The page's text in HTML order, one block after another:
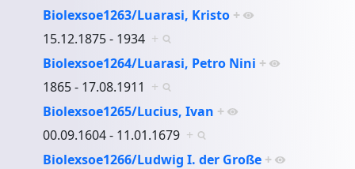
Biolexsoe1263/Luarasi, Kristo +
15.12.1875 - 1934 +
Biolexsoe1264/Luarasi, Petro Nini +
1865 - 17.08.1911 +
Biolexsoe1265/Lucius, Ivan +
00.09.1604 - 11.01.1679 +
Biolexsoe1266/Ludwig I. der Große +